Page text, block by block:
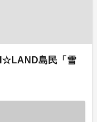
島民「雪